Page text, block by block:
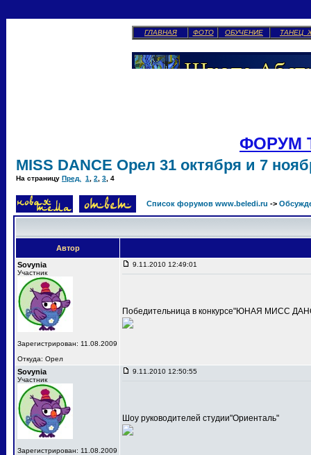
ГЛАВНАЯ ФОТО ОБУЧЕНИЕ ТАНЕЦ
ФОРУМ
MISS DANCE Орел 31 октября и 7
На страницу Пред. 1 2 3 4
Список форумов www.beledi.ru ->
Автор
Sovynia
Участник
Зарегистрирован: 11.08.2009
Откуда: Орел
9.11.2010 12:49:01
Победительница в конкурсе"ЮНАЯ МИСС
Sovynia
Участник
Зарегистрирован: 11.08.2009
9.11.2010 12:50:55
Шоу руководителей студии"Ориенталь"